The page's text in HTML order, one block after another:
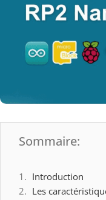
Sommaire:
Introduction
Les